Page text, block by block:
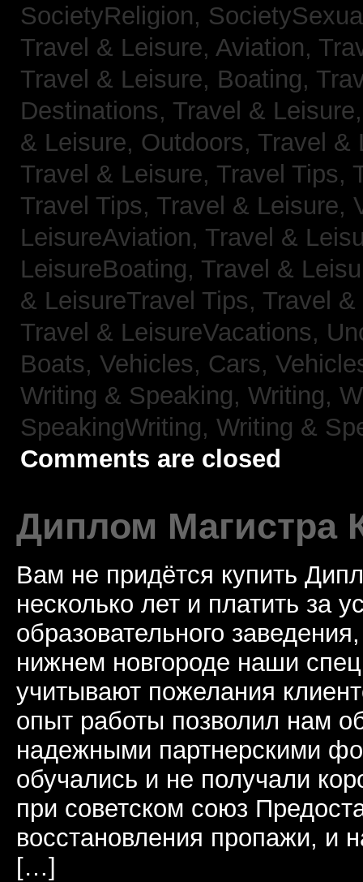
SocietyReligion,
Travel & Leisure, Aviation,
Travel & Leisure, Boating,
Destinations, Travel &
& Leisure, Outdoors, Travel &
Travel & Leisure, Travel Tips,
Travel Tips, Travel & Leisure,
LeisureAviation, Travel &
LeisureBoating, Travel &
& LeisureTravel Tips, Travel
Travel & LeisureVacations,
Boats, Vehicles, Cars,
Writing & Speaking, Writing,
SpeakingWriting, Writing &
Comments are closed
Диплом Магистра
Вам не придётся купить
несколько лет и платить за
образовательного
нижнем новгороде наши
учитывают пожелания
опыт работы позволил нам
надежными партнерскими
обучались и не получали
при советском союз
восстановления пропажи, и
[…]